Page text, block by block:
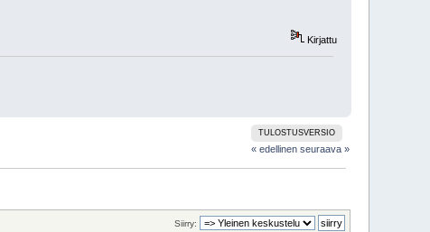
Kirjattu
TULOSTUSVERSIO
« edellinen seuraava »
Siirry: